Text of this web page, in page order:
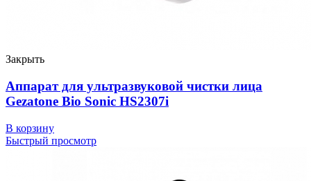
Закрыть
Аппарат для ультразвуковой чистки лица
Gezatone Bio Sonic HS2307i
В корзину
Быстрый просмотр